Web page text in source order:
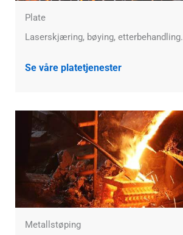
Plate
Laserskjæring, bøying, etterbehandling.
Se våre platetjenester
Metallstøping